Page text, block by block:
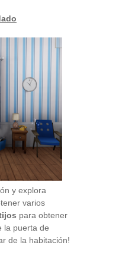
y explora
varios
para obtener
la puerta de
de la habitación!